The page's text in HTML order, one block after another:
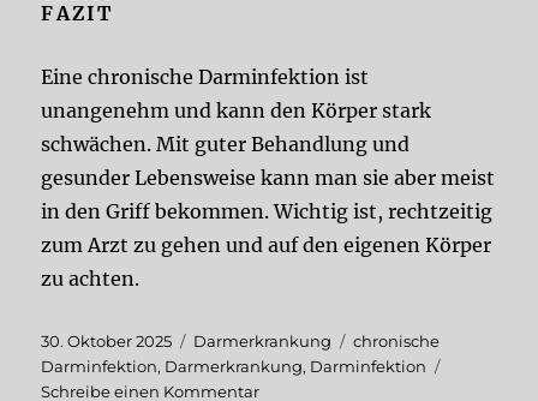
FAZIT
Eine chronische Darminfektion ist
unangenehm und kann den Körper stark
schwächen. Mit guter Behandlung und
gesunder Lebensweise kann man sie aber meist
in den Griff bekommen. Wichtig ist, rechtzeitig
zum Arzt zu gehen und auf den eigenen Körper
zu achten.
Veröffentlicht
am
30. Oktober 2025 Kategorien
Darmerkrankung Schlagwörter
chronische
Darminfektion, Darmerkrankung, Darminfektion
Schreibe einen Kommentarzu